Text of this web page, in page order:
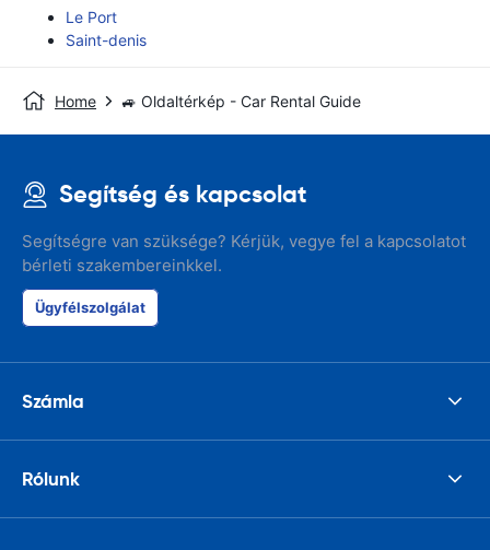
Le Port
Saint-denis
Home 🚙 Oldaltérkép - Car Rental Guide
Segítség és kapcsolat
Segítségre van szüksége? Kérjük, vegye fel a kapcsolatot
bérleti szakembereinkkel.
Ügyfélszolgálat
Számla
Rólunk